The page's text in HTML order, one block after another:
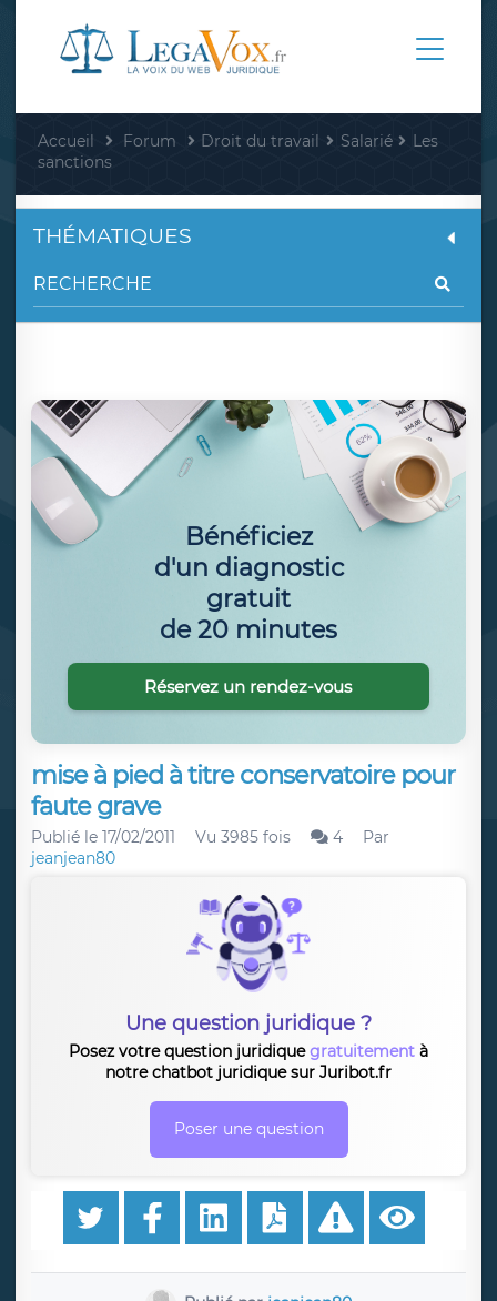
Accueil Forum Droit du travail Salarié
Les
sanctions
mise à pied à titre conservatoire pour
faute grave
Publié le 17/02/2011 Vu 3985 fois 4
Par
jeanjean80
Une question juridique ?
Posez votre question juridiquegratuitement à
notre chatbot juridique sur Juribot.fr
Poser une question
THÉMATIQUES
Bénéficiez
d'un diagnostic
gratuit
de 20 minutes
Réservez un rendez-vous